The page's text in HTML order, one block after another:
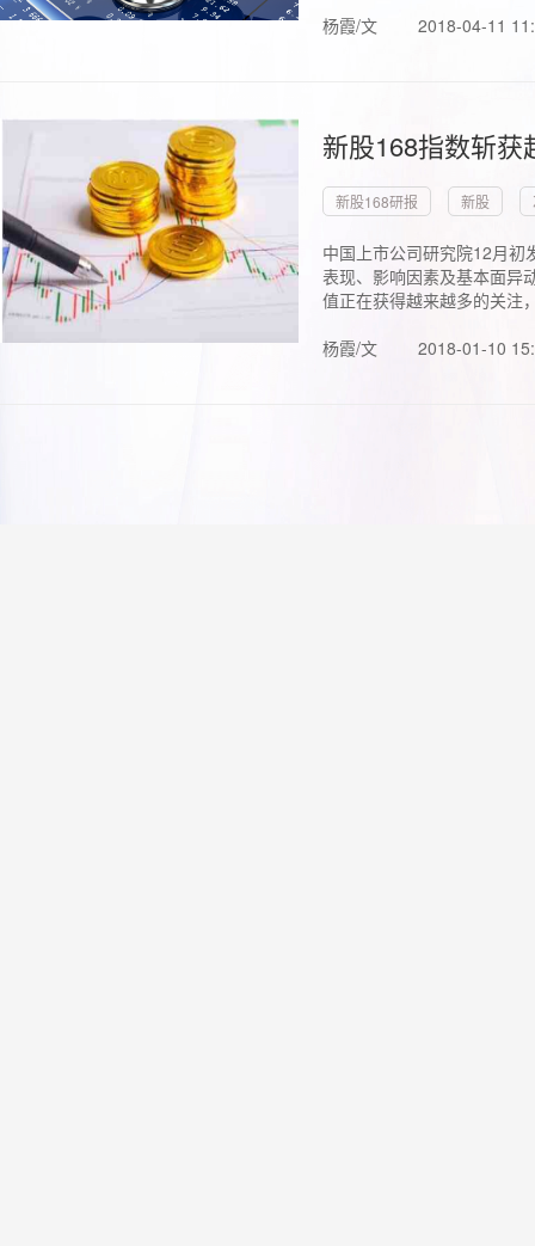
杨霞/文 2018-04-11
新股168指数斩
新股168研报 新股
中国上市公司研究院12月初
表现、影响因素及基本面异
值正在获得越来越多的关注
杨霞/文
2018-01-10